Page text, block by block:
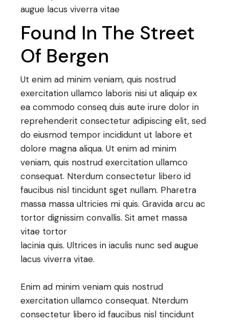
augue lacus viverra vitae
Found In The Street
Of Bergen
Ut enim ad minim veniam, quis nostrud
exercitation ullamco laboris nisi ut aliquip ex
ea commodo conseq duis aute irure dolor in
reprehenderit consectetur adipiscing elit, sed
do eiusmod tempor incididunt ut labore et
dolore magna aliqua. Ut enim ad minim
veniam, quis nostrud exercitation ullamco
consequat. Nterdum consectetur libero id
faucibus nisl tincidunt sget nullam. Pharetra
massa massa ultricies mi quis. Gravida arcu ac
tortor dignissim convallis. Sit amet massa
vitae tortor
lacinia quis. Ultrices in iaculis nunc sed augue
lacus viverra vitae.
Enim ad minim veniam quis nostrud
exercitation ullamco consequat. Nterdum
consectetur libero id faucibus nisl tincidunt